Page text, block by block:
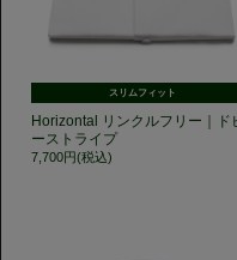
スリムフィット
Horizontal リンクルフリー｜ド
ーストライプ
7,700円(税込)